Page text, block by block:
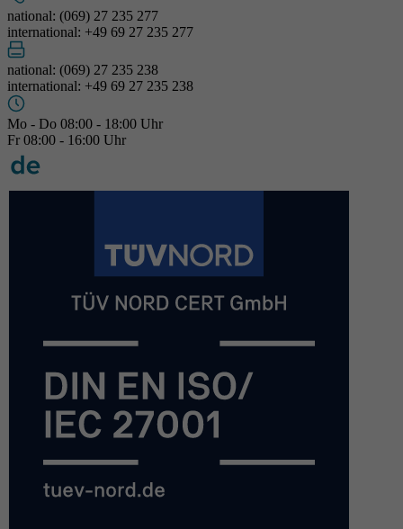
national: (069) 27 235 277
international: +49 69 27 235 277
national: (069) 27 235 238
international: +49 69 27 235 238
Mo - Do 08:00 - 18:00 Uhr
Fr 08:00 - 16:00 Uhr